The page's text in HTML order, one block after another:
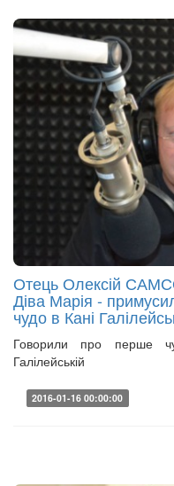
Отець Олексій
Діва Марія -
чудо в Кані
Говорили про перше
Галілейській
2016-01-16 00:00:00